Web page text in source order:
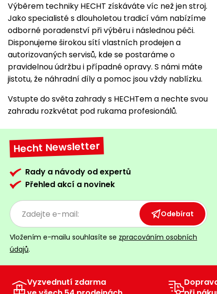
Výběrem techniky HECHT získáváte víc než jen stroj.
Jako specialisté s dlouholetou tradicí vám nabízíme
odborné poradenství při výběru i následnou péči.
Disponujeme širokou sítí vlastních prodejen a
autorizovaných servisů, kde se postaráme o
pravidelnou údržbu i případné opravy. S námi máte
jistotu, že náhradní díly a pomoc jsou vždy nablízku.
Vstupte do světa zahrady s HECHTem a nechte svou
zahradu rozkvétat pod rukama profesionálů.
Hecht Newsletter
Rady a návody od expertů
Přehled akcí a novinek
Odebírat
Vložením e-mailu souhlasíte se zpracováním osobních
údajů.
Vyzvednutí zdarma